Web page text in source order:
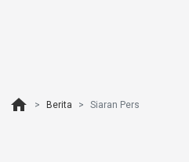
home Berita Siaran Pers